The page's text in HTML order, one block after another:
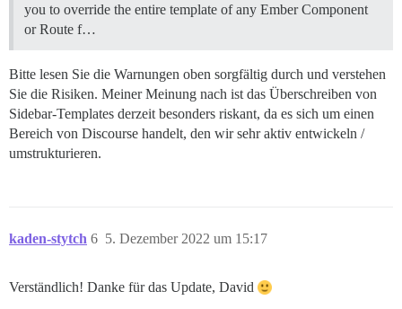
you to override the entire template of any Ember Component
or Route f…
Bitte lesen Sie die Warnungen oben sorgfältig durch und verstehen
Sie die Risiken. Meiner Meinung nach ist das Überschreiben von
Sidebar-Templates derzeit besonders riskant, da es sich um einen
Bereich von Discourse handelt, den wir sehr aktiv entwickeln /
umstrukturieren.
kaden-stytch 5. Dezember 2022 um 15:17
6
Verständlich! Danke für das Update, David